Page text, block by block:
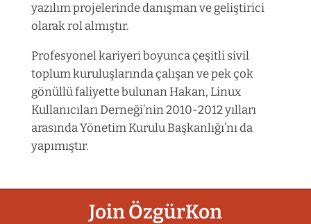
yazılım projelerinde danışman ve geliştirici
olarak rol almıştır.
Profesyonel kariyeri boyunca çeşitli sivil
toplum kuruluşlarında çalışan ve pek çok
gönüllü faliyette bulunan Hakan, Linux
Kullanıcıları Derneği’nin 2010-2012 yılları
arasında Yönetim Kurulu Başkanlığı’nı da
yapımıştır.
Join ÖzgürKon